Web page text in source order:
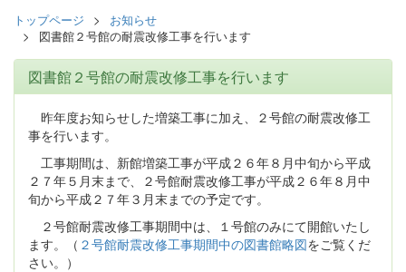
トップページ
お知らせ
図書館２号館の耐震改修工事を行います
図書館２号館の耐震改修工事を行います
昨年度お知らせした増築工事に加え、２号館の耐震改修工
事を行います。
工事期間は、新館増築工事が平成２６年８月中旬から平成
２７年５月末まで、２号館耐震改修工事が平成２６年８月中
旬から平成２７年３月末までの予定です。
２号館耐震改修工事期間中は、１号館のみにて開館いたし
ます。（ ２号館耐震改修工事期間中の図書館略図をご覧くだ
さい。）